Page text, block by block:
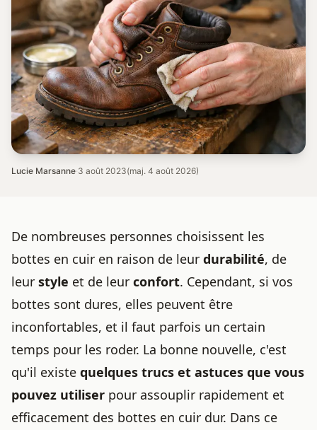
Lucie Marsanne·3 août 2023(maj. 4 août 2026)
De nombreuses personnes choisissent les
bottes en cuir en raison de leur durabilité, de
leur style et de leur confort. Cependant, si vos
bottes sont dures, elles peuvent être
inconfortables, et il faut parfois un certain
temps pour les roder. La bonne nouvelle, c'est
qu'il existe quelques trucs et astuces que vous
pouvez utiliser pour assouplir rapidement et
efficacement des bottes en cuir dur. Dans ce